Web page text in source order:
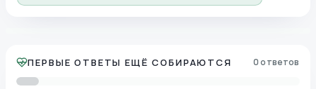
ПЕРВЫЕ ОТВЕТЫ ЕЩЁ СОБИРАЮТСЯ 0 ответов